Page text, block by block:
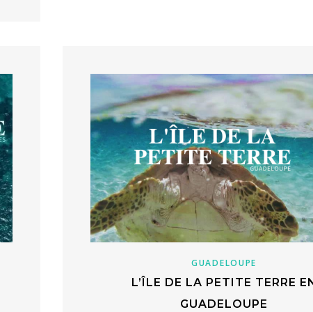
GUADELOUPE
L’ÎLE DE LA PETITE TERRE
GUADELOUPE